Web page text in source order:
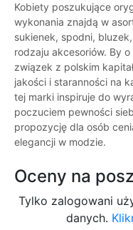
Kobiety poszukujące
wykonania znajdą w
sukienek, spodni,
rodzaju akcesoriów. By
związek z polskim
jakości i staranności na
tej marki inspiruje do
poczuciem pewności
propozycję dla osób
elegancji w modzie.
Oceny na
Tylko zalogowani
danych.